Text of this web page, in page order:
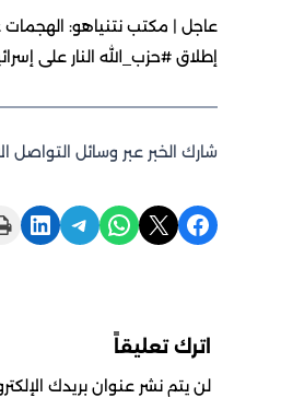
عاجل | مكتب نتنياهو:
إطلاق #حزب_الله النار على
شارك الخبر عبر وسائل التواصل
Share on Facebook
Share on X
Share on WhatsApp
Share on Telegram
Share on LinkedIn
Print this Page
اترك تعليقاً
لن يتم نشر عنوان بريدك